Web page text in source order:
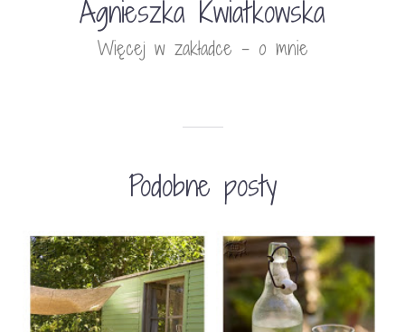
Agnieszka Kwiatkowska
Więcej w zakładce - o mnie
Podobne posty